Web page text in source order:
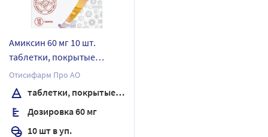
Амиксин 60 мг 10 шт.
таблетки, покрытые
пленочной оболочкой
Отисифарм Про АО
таблетки, покрытые пленочной оболочкой
Дозировка 60 мг
10 шт в уп.